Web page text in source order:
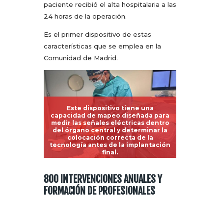
paciente recibió el alta hospitalaria a las
24 horas de la operación.
Es el primer dispositivo de estas
características que se emplea en la
Comunidad de Madrid.
Este dispositivo tiene una
capacidad de mapeo diseñada para
medir las señales eléctricas dentro
del órgano central y determinar la
colocación correcta de la
tecnología antes de la implantación
final.
800 INTERVENCIONES ANUALES Y
FORMACIÓN DE PROFESIONALES